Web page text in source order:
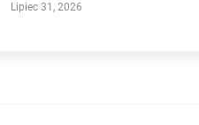
Lipiec 31, 2026